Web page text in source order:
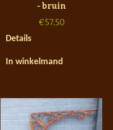
- bruin
€57,50
Details
In winkelmand